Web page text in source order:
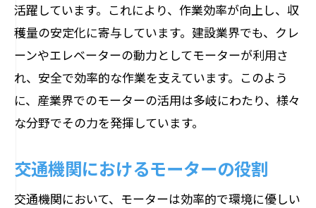
活躍しています。これにより、作業効率が向上し、収
穫量の安定化に寄与しています。建設業界でも、クレ
ーンやエレベーターの動力としてモーターが利用さ
れ、安全で効率的な作業を支えています。このよう
に、産業界でのモーターの活用は多岐にわたり、様々
な分野でその力を発揮しています。
交通機関におけるモーターの役割
交通機関において、モーターは効率的で環境に優しい